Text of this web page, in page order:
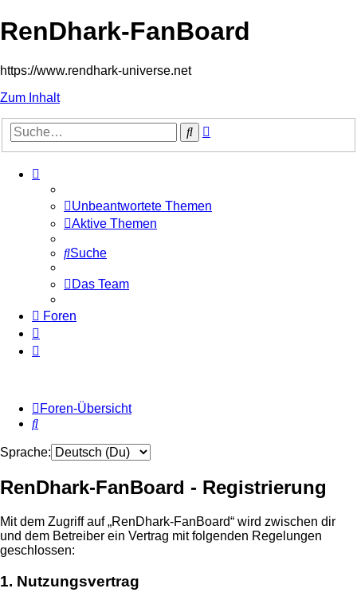
RenDhark-FanBoard
https://www.rendhark-universe.net
Zum Inhalt
Suche
Unbeantwortete Themen
Aktive Themen
Suche
Das Team
Foren
Foren-Übersicht
Suche
Sprache:
RenDhark-FanBoard - Registrierung
Mit dem Zugriff auf „RenDhark-FanBoard“ wird zwischen dir
und dem Betreiber ein Vertrag mit folgenden Regelungen
geschlossen:
1. Nutzungsvertrag